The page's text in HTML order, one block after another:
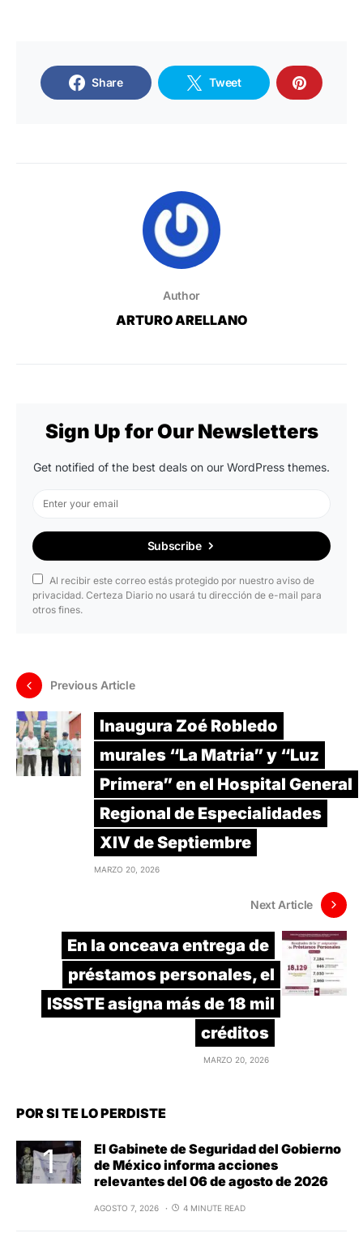
Share Tweet
Author
ARTURO ARELLANO
Sign Up for Our Newsletters
Get notified of the best deals on our WordPress themes.
Subscribe
Al recibir este correo estás protegido por nuestro aviso de
privacidad. Certeza Diario no usará tu dirección de e-mail para
otros fines.
Previous Article
Inaugura Zoé Robledo
murales “La Matria” y “Luz
Primera” en el Hospital General
Regional de Especialidades
XIV de Septiembre
MARZO 20, 2026
Next Article
En la onceava entrega de
préstamos personales, el
ISSSTE asigna más de 18 mil
créditos
MARZO 20, 2026
POR SI TE LO PERDISTE
El Gabinete de Seguridad del Gobierno
de México informa acciones
relevantes del 06 de agosto de 2026
AGOSTO 7, 2026 4 MINUTE READ